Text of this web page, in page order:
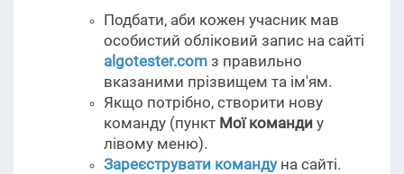
Подбати, аби кожен учасник мав
особистий обліковий запис на сайті
algotester.com з правильно
вказаними прізвищем та ім'ям.
Якщо потрібно, створити нову
команду (пункт Мої команди у
лівому меню).
Зареєструвати командуна сайті.